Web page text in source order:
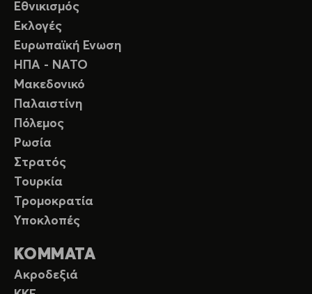
Εθνικισμός
Εκλογές
Ευρωπαϊκή Ενωση
ΗΠΑ - ΝΑΤΟ
Μακεδονικό
Παλαιστίνη
Πόλεμος
Ρωσία
Στρατός
Τουρκία
Τρομοκρατία
Υποκλοπές
ΚΟΜΜΑΤΑ
Ακροδεξιά